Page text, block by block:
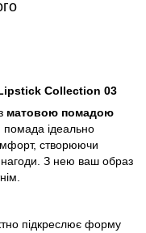
Collection 03
матовою помадою
помада ідеально
створюючи
нагоди. З нею ваш образ
підкреслює форму